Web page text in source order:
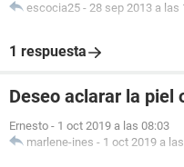
escocia25 - 28 sep 2013 a las
1 respuesta
Deseo aclarar la piel
Ernesto - 1 oct 2019 a las 08:03
marlene-ines - 1 oct 2019 a